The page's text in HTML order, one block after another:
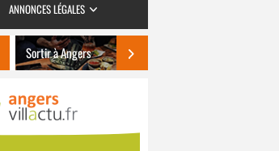
ANNONCES LÉGALES
Sortir à Angers